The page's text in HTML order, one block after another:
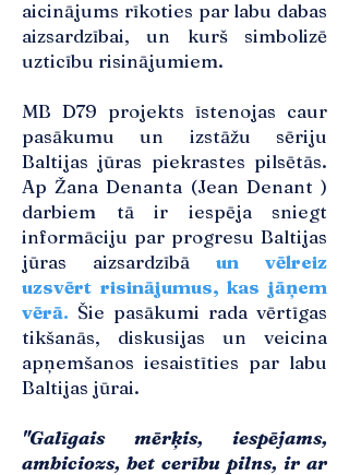
aicinājums rīkoties par labu dabas
aizsardzībai, un kurš simbolizē
uzticību risinājumiem.
MB D79 projekts īstenojas caur
pasākumu un izstāžu sēriju
Baltijas jūras piekrastes pilsētās.
Ap Žana Denanta (Jean Denant )
darbiem tā ir iespēja sniegt
informāciju par progresu Baltijas
jūras aizsardzībā un vēlreiz
uzsvērt risinājumus, kas jāņem
vērā. Šie pasākumi rada vērtīgas
tikšanās, diskusijas un veicina
apņemšanos iesaistīties par labu
Baltijas jūrai.
"Galīgais mērķis, iespējams,
ambiciozs, bet cerību pilns, ir ar